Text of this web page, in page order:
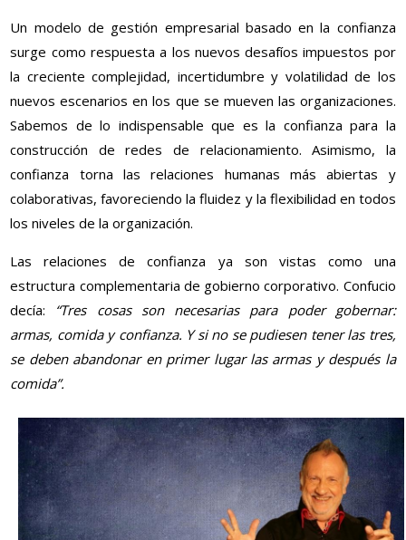
Un modelo de gestión empresarial basado en la confianza
surge como respuesta a los nuevos desafíos impuestos por
la creciente complejidad, incertidumbre y volatilidad de los
nuevos escenarios en los que se mueven las organizaciones.
Sabemos de lo indispensable que es la confianza para la
construcción de redes de relacionamiento. Asimismo, la
confianza torna las relaciones humanas más abiertas y
colaborativas, favoreciendo la fluidez y la flexibilidad en todos
los niveles de la organización.
Las relaciones de confianza ya son vistas como una
estructura complementaria de gobierno corporativo. Confucio
decía: “Tres cosas son necesarias para poder gobernar:
armas, comida y confianza. Y si no se pudiesen tener las tres,
se deben abandonar en primer lugar las armas y después la
comida”.